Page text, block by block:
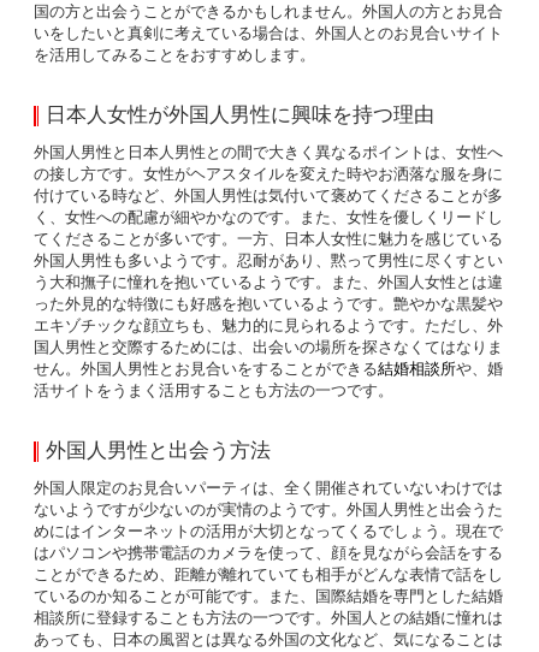
国の方と出会うことができるかもしれません。外国人の方とお見合
いをしたいと真剣に考えている場合は、外国人とのお見合いサイト
を活用してみることをおすすめします。
日本人女性が外国人男性に興味を持つ理由
外国人男性と日本人男性との間で大きく異なるポイントは、女性へ
の接し方です。女性がヘアスタイルを変えた時やお洒落な服を身に
付けている時など、外国人男性は気付いて褒めてくださることが多
く、女性への配慮が細やかなのです。また、女性を優しくリードし
てくださることが多いです。一方、日本人女性に魅力を感じている
外国人男性も多いようです。忍耐があり、黙って男性に尽くすとい
う大和撫子に憧れを抱いているようです。また、外国人女性とは違
った外見的な特徴にも好感を抱いているようです。艶やかな黒髪や
エキゾチックな顔立ちも、魅力的に見られるようです。ただし、外
国人男性と交際するためには、出会いの場所を探さなくてはなりま
せん。外国人男性とお見合いをすることができる結婚相談所や、婚
活サイトをうまく活用することも方法の一つです。
外国人男性と出会う方法
外国人限定のお見合いパーティは、全く開催されていないわけでは
ないようですが少ないのが実情のようです。外国人男性と出会うた
めにはインターネットの活用が大切となってくるでしょう。現在で
はパソコンや携帯電話のカメラを使って、顔を見ながら会話をする
ことができるため、距離が離れていても相手がどんな表情で話をし
ているのか知ることが可能です。また、国際結婚を専門とした結婚
相談所に登録することも方法の一つです。外国人との結婚に憧れは
あっても、日本の風習とは異なる外国の文化など、気になることは